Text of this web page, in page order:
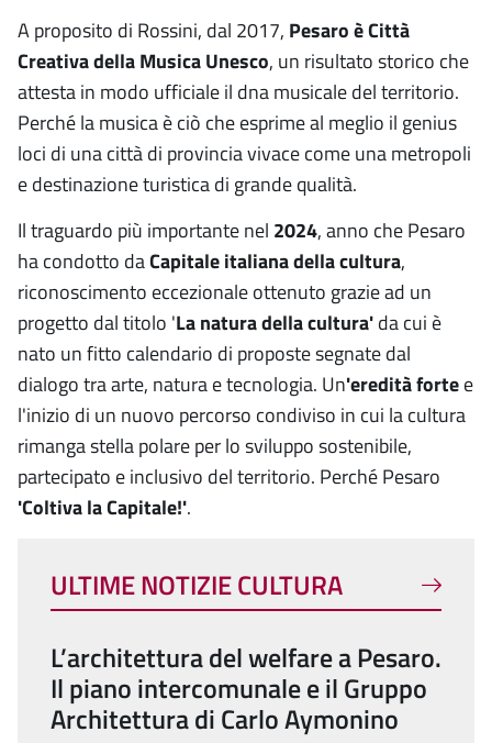
A proposito di Rossini, dal 2017, Pesaro è Città
Creativa della Musica Unesco, un risultato storico che
attesta in modo ufficiale il dna musicale del territorio.
Perché la musica è ciò che esprime al meglio il genius
loci di una città di provincia vivace come una metropoli
e destinazione turistica di grande qualità.
Il traguardo più importante nel 2024, anno che Pesaro
ha condotto daCapitale italiana della cultura,
riconoscimento eccezionale ottenuto grazie ad un
progetto dal titolo 'La natura della cultura'da cui è
nato un fitto calendario di proposte segnate dal
dialogo tra arte, natura e tecnologia. Un'eredità fortee
l'inizio di un nuovo percorso condiviso in cui la cultura
rimanga stella polare per lo sviluppo sostenibile,
partecipato e inclusivo del territorio. Perché Pesaro
'Coltiva la Capitale!'.
ULTIME NOTIZIE CULTURA
L’architettura del welfare a Pesaro.
Il piano intercomunale e il Gruppo
Architettura di Carlo Aymonino